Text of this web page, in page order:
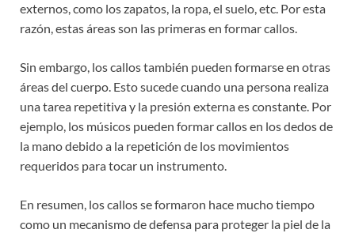
externos, como los zapatos, la ropa, el suelo, etc. Por esta
razón, estas áreas son las primeras en formar callos.
Sin embargo, los callos también pueden formarse en otras
áreas del cuerpo. Esto sucede cuando una persona realiza
una tarea repetitiva y la presión externa es constante. Por
ejemplo, los músicos pueden formar callos en los dedos de
la mano debido a la repetición de los movimientos
requeridos para tocar un instrumento.
En resumen, los callos se formaron hace mucho tiempo
como un mecanismo de defensa para proteger la piel de la